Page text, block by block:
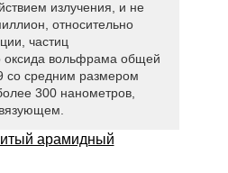
излучения, и не
относительно
частиц
оксида вольфрама общей
средним размером
300 нанометров,
арамидный